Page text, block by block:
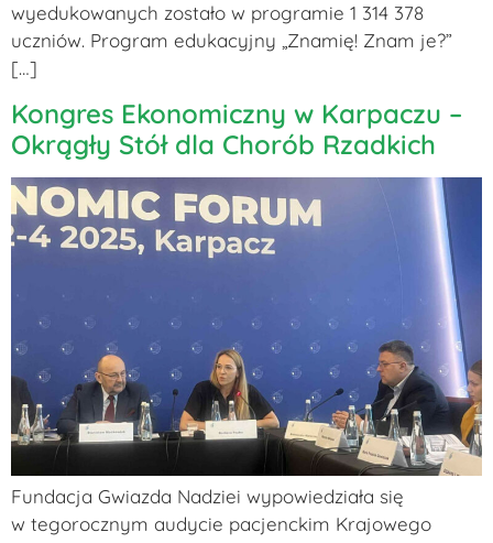
wyedukowanych zostało w programie 1 314 378
uczniów. Program edukacyjny „Znamię! Znam je?”
[…]
Kongres Ekonomiczny w Karpaczu –
Okrągły Stół dla Chorób Rzadkich
Fundacja Gwiazda Nadziei wypowiedziała się
w tegorocznym audycie pacjenckim Krajowego